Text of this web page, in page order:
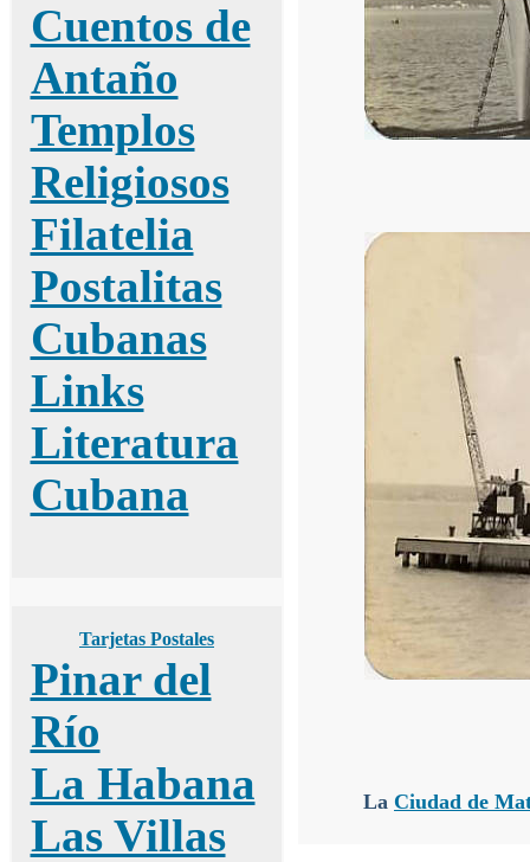
Cuentos de
Antaño
Templos
Religiosos
Filatelia
Postalitas
Cubanas
Links
Literatura
Cubana
Tarjetas Postales
Pinar del
Río
La Habana
Las Villas
La Ciudad de